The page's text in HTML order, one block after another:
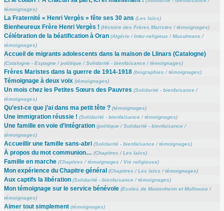
témoignages)
La Fraternité « Henri Vergès » fête ses 30 ans (Les laïcs)
Bienheureux Frère Henri Vergès ! (Histoire des Frères Maristes /témoignages)
Célébration de la béatification à Oran (Algérie/Inter-religieux/Musulmans /
témoignages)
Accueil de migrants adolescents dans la maison de Llinars (Catalogne)
(Catalogne - Espagne/politique/Solidarité - bienfaisance/témoignages)
Frères Maristes dans la guerre de 1914-1918 (biographies /témoignages)
Témoignage à deux voix (témoignages)
Un mois chez les Petites Sœurs des Pauvres (Solidarité - bienfaisance/
témoignages)
Qu’est-ce que j’ai dans ma petit tête ? (témoignages)
Une immigration réussie ! (Solidarité - bienfaisance/témoignages)
Une famille en voie d’intégration (politique/Solidarité - bienfaisance/
témoignages)
Accueillir une famille sans-abri (Solidarité - bienfaisance/témoignages)
À propos du mot communion… (Chapitres /Les laïcs)
Famille en marche (Chapitres /témoignages / Vie religieuse)
Mon expérience du Chapitre général (Chapitres /Les laïcs /témoignages)
Aux captifs la libération (Solidarité - bienfaisance/témoignages)
Mon témoignage sur le service bénévole (Ecoles de Matzenheim et Mulhouse/
témoignages)
Aimer tout simplement (témoignages)